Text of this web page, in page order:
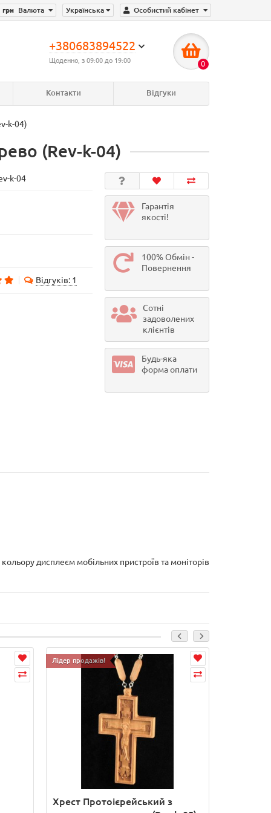
Особистий кабінет
Українська
грн Валюта
+380683894522
Щоденно, з 09:00 до 19:00 0
Контакти Відгуки
k-04)
(Rev-k-04)
k-04
Відгуків: 1
Гарантія
якості!
100% Обмін -
Повернення
Сотні
задоволених
клієнтів
Будь-яка
форма оплати
дисплеєм мобільних пристроїв та моніторів
Лідер продажів!
Хрест Протоієрейський з